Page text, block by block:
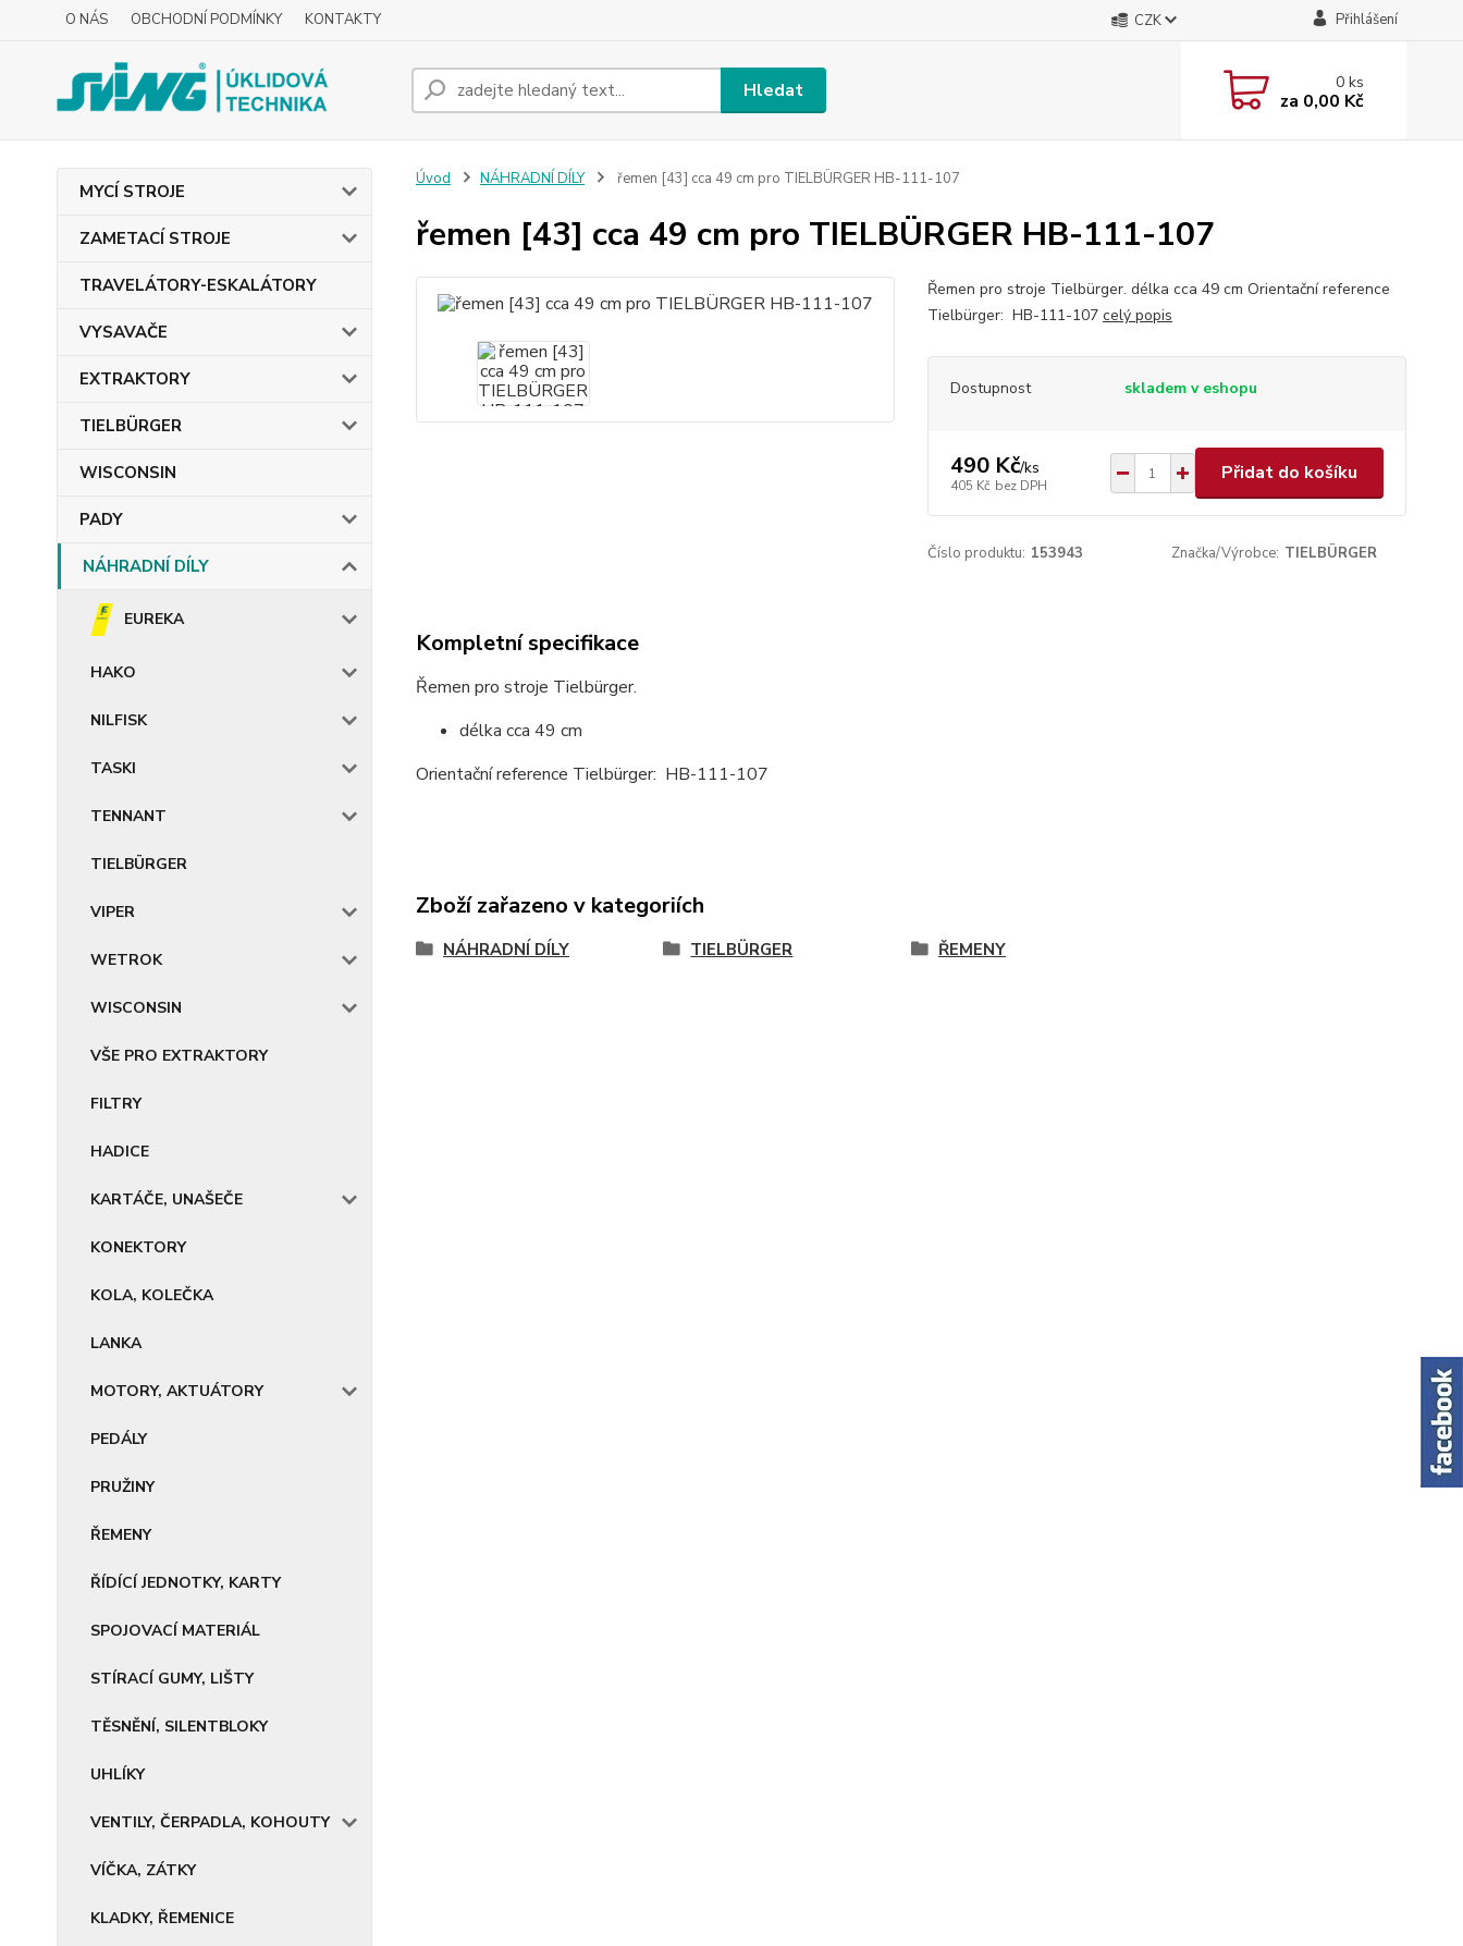
O NÁS OBCHODNÍ PODMÍNKY KONTAKTY CZK Přihlášení
Hledat 0ks
za 0,00 Kč
MYCÍ STROJE
ZAMETACÍ STROJE
TRAVELÁTORY-ESKALÁTORY
VYSAVAČE
EXTRAKTORY
TIELBÜRGER
WISCONSIN
PADY
NÁHRADNÍ DÍLY
EUREKA
HAKO
NILFISK
TASKI
TENNANT
TIELBÜRGER
VIPER
WETROK
WISCONSIN
VŠE PRO EXTRAKTORY
FILTRY
HADICE
KARTÁČE, UNAŠEČE
KONEKTORY
KOLA, KOLEČKA
LANKA
MOTORY, AKTUÁTORY
PEDÁLY
PRUŽINY
ŘEMENY
ŘÍDÍCÍ JEDNOTKY, KARTY
SPOJOVACÍ MATERIÁL
STÍRACÍ GUMY, LIŠTY
TĚSNĚNÍ, SILENTBLOKY
UHLÍKY
VENTILY, ČERPADLA, KOHOUTY
VÍČKA, ZÁTKY
KLADKY, ŘEMENICE
Úvod NÁHRADNÍ DÍLY řemen [43] cca 49 cm pro TIELBÜRGER HB-111-107
řemen [43] cca 49 cm pro TIELBÜRGER HB-111-107
Řemen pro stroje Tielbürger. délka cca 49 cm Orientační reference
Tielbürger: HB-111-107 celý popis
Dostupnost skladem v eshopu
490 Kč/ks
405 Kč bez DPH
Přidat do košíku
Číslo produktu: 153943 Značka/Výrobce: TIELBÜRGER
Kompletní specifikace
Řemen pro stroje Tielbürger.
délka cca 49 cm
Orientační reference Tielbürger: HB-111-107
Zboží zařazeno v kategoriích
NÁHRADNÍ DÍLY TIELBÜRGER ŘEMENY